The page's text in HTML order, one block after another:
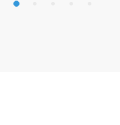
en proposant des pages